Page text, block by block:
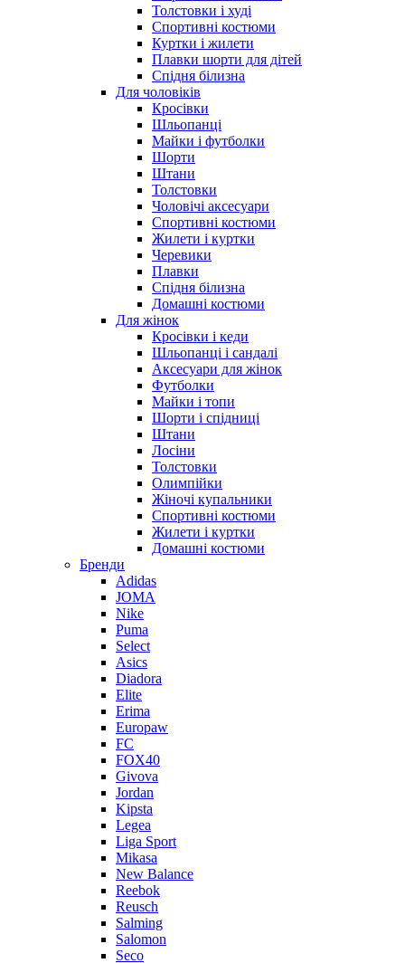
Толстовки і худі
Спортивні костюми
Куртки і жилети
Плавки шорти для дітей
Спідня білизна
Для чоловіків
Кросівки
Шльопанці
Майки і футболки
Шорти
Штани
Толстовки
Чоловічі аксесуари
Спортивні костюми
Жилети і куртки
Черевики
Плавки
Спідня білизна
Домашні костюми
Для жінок
Кросівки і кеди
Шльопанці і сандалі
Аксесуари для жінок
Футболки
Майки і топи
Шорти і спідниці
Штани
Лосіни
Толстовки
Олимпійки
Жіночі купальники
Спортивні костюми
Жилети і куртки
Домашні костюми
Бренди
Adidas
JOMA
Nike
Puma
Select
Asics
Diadora
Elite
Erima
Europaw
FC
FOX40
Givova
Jordan
Kipsta
Legea
Liga Sport
Mikasa
New Balance
Reebok
Reusch
Salming
Salomon
Seco